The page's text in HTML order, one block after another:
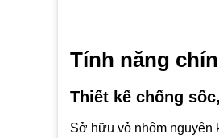
Tính năng
Thiết kế chống
Sở hữu vỏ nhôm nguyên